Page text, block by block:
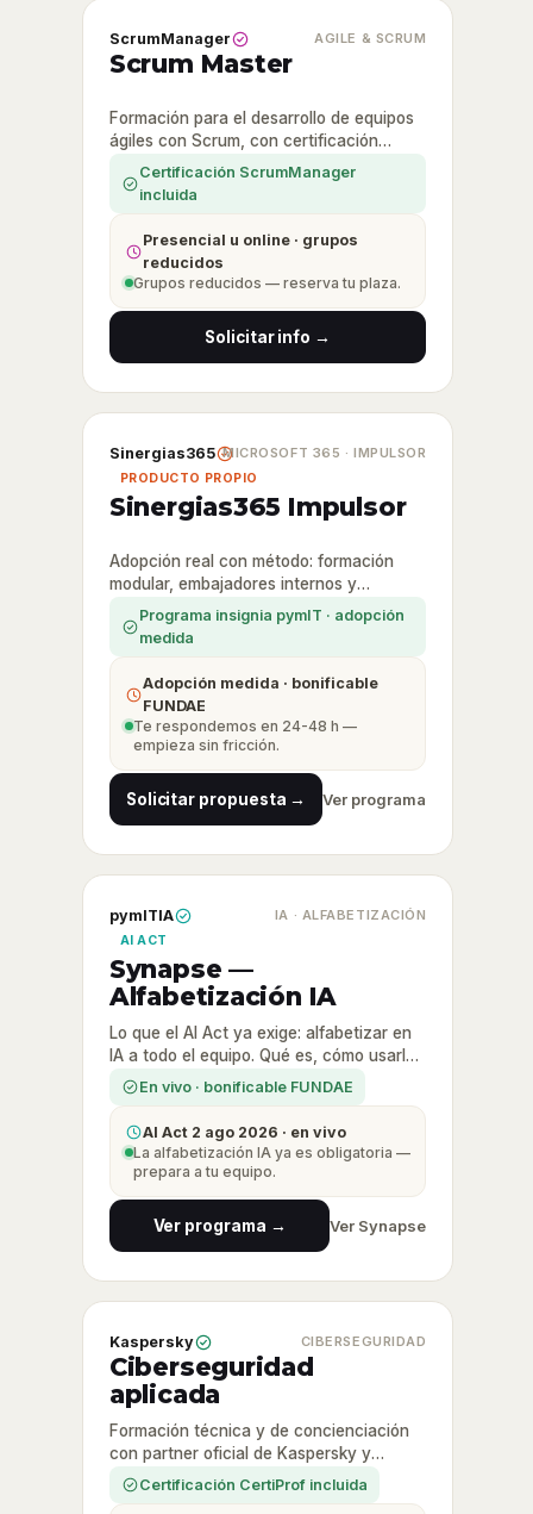
ScrumManager AGILE & SCRUM
Scrum Master
Formación para el desarrollo de equipos
ágiles con Scrum, con certificación
oficial ScrumManager.
Certificación ScrumManager
incluida
Presencial u online · grupos
reducidos
Grupos reducidos — reserva tu plaza.
Solicitar info →
Sinergias365 MICROSOFT 365 · IMPULSOR
PRODUCTO PROPIO
Sinergias365 Impulsor
Adopción real con método: formación
modular, embajadores internos y
medición de adopción — el corazón de la
metodología.
Programa insignia pymIT · adopción
medida
Adopción medida · bonificable
FUNDAE
Te respondemos en 24-48 h —
empieza sin fricción.
Solicitar propuesta → Ver programa
pymITIA IA · ALFABETIZACIÓN
AI ACT
Synapse —
Alfabetización IA
Lo que el AI Act ya exige: alfabetizar en
IA a todo el equipo. Qué es, cómo usarla
con criterio y sin riesgos.
En vivo · bonificable FUNDAE
AI Act 2 ago 2026 · en vivo
La alfabetización IA ya es obligatoria —
prepara a tu equipo.
Ver programa → Ver Synapse
Kaspersky CIBERSEGURIDAD
Ciberseguridad
aplicada
Formación técnica y de concienciación
con partner oficial de Kaspersky y
certificación CertiProf.
Certificación CertiProf incluida